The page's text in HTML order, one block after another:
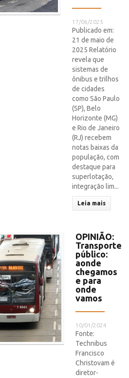
17/06/2025
Publicado em:
21 de maio de
2025 Relatório
revela que
sistemas de
ônibus e trilhos
de cidades
como São Paulo
(SP), Belo
Horizonte (MG)
e Rio de Janeiro
(RJ) recebem
notas baixas da
população, com
destaque para
superlotação,
integração lim...
Leia mais
OPINIÃO:
Transporte
público:
aonde
chegamos
e para
onde
vamos
10/01/2024
Fonte:
Technibus
Francisco
Christovam é
diretor-